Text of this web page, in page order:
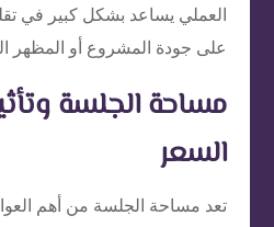
العملي يساعد بشكل كبير في
على جودة المشروع أو المظهر
مساحة الجلسة
السعر
تعد مساحة الجلسة من أهم